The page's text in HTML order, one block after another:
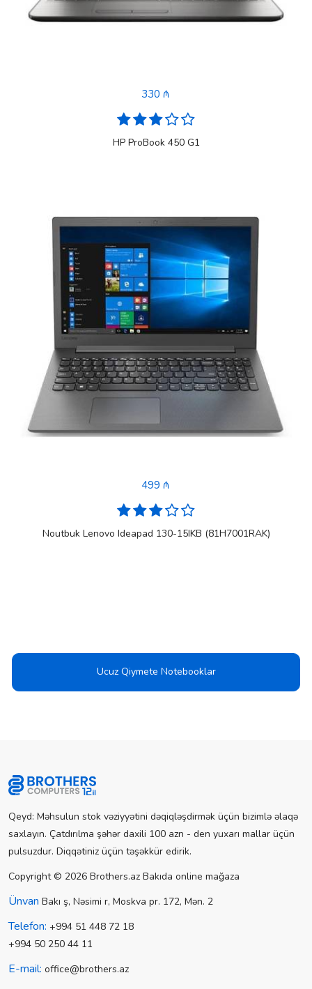
330 ₼
HP ProBook 450 G1
499 ₼
Noutbuk Lenovo Ideapad 130-15IKB (81H7001RAK)
Ucuz Qiymete Notebooklar
Qeyd: Məhsulun stok vəziyyətini dəqiqləşdirmək üçün bizimlə əlaqə
saxlayın. Çatdırılma şəhər daxili 100 azn - den yuxarı mallar üçün
pulsuzdur. Diqqətiniz üçün təşəkkür edirik.
Copyright © 2026 Brothers.az Bakıda online mağaza
Ünvan Bakı ş, Nəsimi r, Moskva pr. 172, Mən. 2
Telefon: +994 51 448 72 18
+994 50 250 44 11
E-mail: office@brothers.az